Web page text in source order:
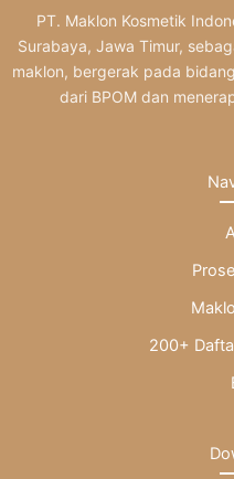
PT. Maklon Kosmetik
Surabaya, Jawa Timur,
maklon, bergerak pada
dari BPOM dan
200+